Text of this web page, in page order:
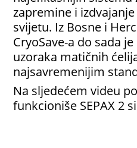
zapremine i
svijetu. Iz Bosne i
CryoSave-a do sada
uzoraka matičnih
najsavremenijim
Na sljedećem videu
funkcioniše SEPAX 2